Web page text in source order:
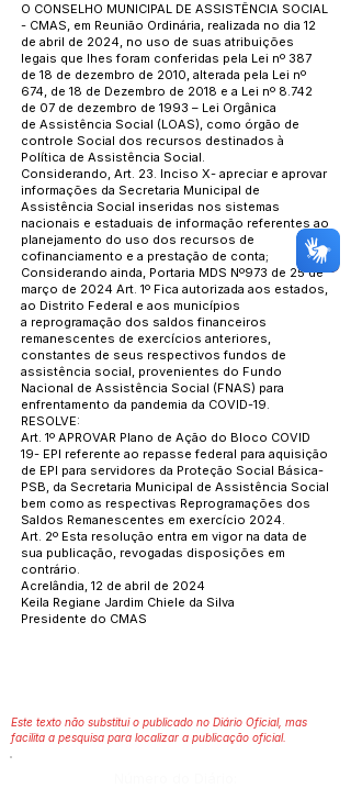
O CONSELHO MUNICIPAL DE ASSISTÊNCIA SOCIAL
- CMAS, em Reunião Ordinária, realizada no dia 12
de abril de 2024, no uso de suas atribuições
legais que lhes foram conferidas pela Lei nº 387
de 18 de dezembro de 2010, alterada pela Lei nº
674, de 18 de Dezembro de 2018 e a Lei nº 8.742
de 07 de dezembro de 1993 – Lei Orgânica
de Assistência Social (LOAS), como órgão de
controle Social dos recursos destinados à
Política de Assistência Social.
Considerando, Art. 23. Inciso X- apreciar e aprovar
informações da Secretaria Municipal de
Assistência Social inseridas nos sistemas
nacionais e estaduais de informação referentes ao
planejamento do uso dos recursos de
cofinanciamento e a prestação de conta;
Considerando ainda, Portaria MDS Nº973 de 25 de
março de 2024 Art. 1º Fica autorizada aos estados,
ao Distrito Federal e aos municípios
a reprogramação dos saldos financeiros
remanescentes de exercícios anteriores,
constantes de seus respectivos fundos de
assistência social, provenientes do Fundo
Nacional de Assistência Social (FNAS) para
enfrentamento da pandemia da COVID-19.
RESOLVE:
Art. 1º APROVAR Plano de Ação do Bloco COVID
19- EPI referente ao repasse federal para aquisição
de EPI para servidores da Proteção Social Básica-
PSB, da Secretaria Municipal de Assistência Social
bem como as respectivas Reprogramações dos
Saldos Remanescentes em exercício 2024.
Art. 2º Esta resolução entra em vigor na data de
sua publicação, revogadas disposições em
contrário.
Acrelândia, 12 de abril de 2024
Keila Regiane Jardim Chiele da Silva
Presidente do CMAS
Este texto não substitui o publicado no Diário Oficial, mas
facilita a pesquisa para localizar a publicação oficial.